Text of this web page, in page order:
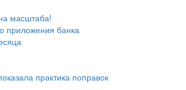
масштаба!
приложения банка
практика поправок